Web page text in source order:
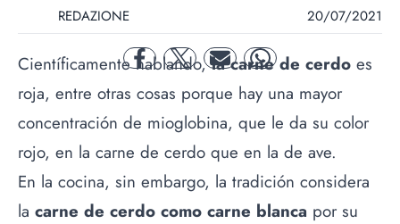
REDAZIONE 20/07/2021
facebooktwitter mail whatsapp
Científicamente hablando,la carne de cerdo es
roja, entre otras cosas porque hay una mayor
concentración de mioglobina, que le da su color
rojo, en la carne de cerdo que en la de ave.
En la cocina, sin embargo, la tradición considera
la carne de cerdo como carne blanca por su